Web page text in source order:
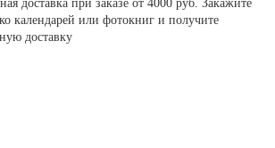
доставка при заказе от 4000 руб. Закажите
календарей или фотокниг и получите
доставку